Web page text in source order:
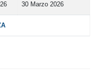
30 Marzo 2026